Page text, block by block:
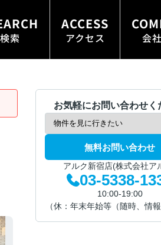
索
ACCESS
アクセス 会
お気軽にお問い合わせく
無料お問い合わせ
アルク新宿店(株式会社ア
03-5338-
10:00-19:00
（休：年末年始等（随時、情報